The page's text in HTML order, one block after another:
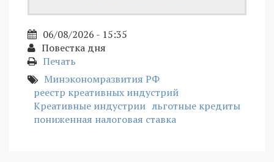
06/08/2026 - 15:35
Повестка дня
Печать
Минэкономразвития РФ
реестр креативных индустрий
Креативные индустрии льготные кредиты
пониженная налоговая ставка